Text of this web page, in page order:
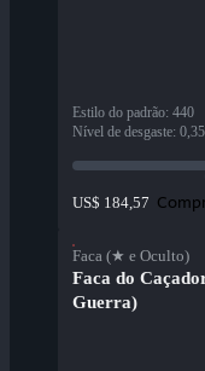
Estilo do padrão: 440
Nível de desgaste:
US$ 184,57
Faca (★ e Oculto)
Faca do
Guerra)